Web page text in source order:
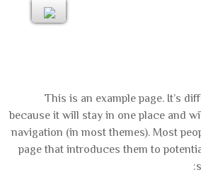
This is an example page. It’s
because it will stay in one place and
navigation (in most themes). Most
page that introduces them to